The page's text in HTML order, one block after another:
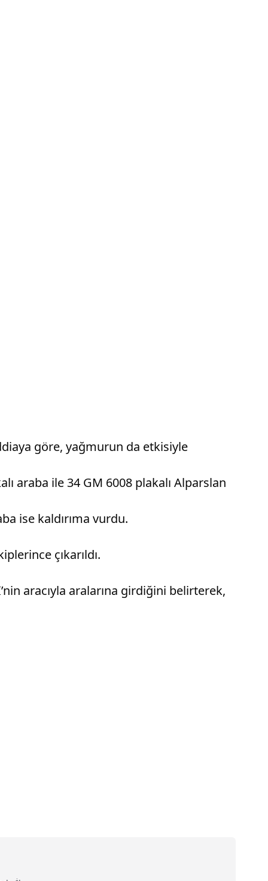
göre, yağmurun da etkisiyle
araba ile 34 GM 6008 plakalı Alparslan
ise kaldırıma vurdu.
çıkarıldı.
aracıyla aralarına girdiğini belirterek,